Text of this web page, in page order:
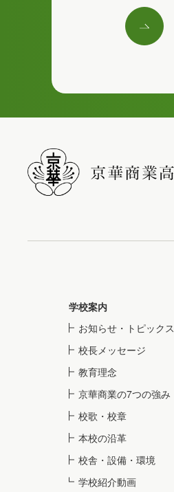
学校案内
お知らせ・トピックス
校長メッセージ
教育理念
京華商業の7つの強み
校歌・校章
本校の沿革
校舎・設備・環境
学校紹介動画